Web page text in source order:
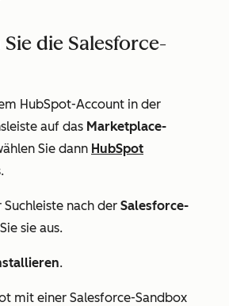
die Salesforce-
HubSpot-Account in der
auf das Marketplace-
Sie dann HubSpot
Suchleiste nach der Salesforce-
sie aus.
.
mit einer Salesforce-Sandbox